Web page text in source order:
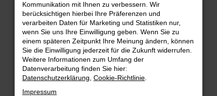
Fehler: Network Error
Beim Laden ist ein Fehler aufgetreten.
Hier sind ein paar Tipps, die dir helfen können:
Überprüfe deine Firewall und deine
Internetverbindung.
Laden andere Webseiten, zum Beispiel deine
Suchmaschine?
Kommunikation mit Ihnen zu verbessern. Wir
berücksichtigen hierbei Ihre Präferenzen und
verarbeiten Daten für Marketing und Statistiken nur,
wenn Sie uns Ihre Einwilligung geben. Wenn Sie zu
einem späteren Zeitpunkt Ihre Meinung ändern, können
Sie die Einwilligung jederzeit für die Zukunft widerrufen.
Weitere Informationen zum Umfang der
Datenverarbeitung finden Sie hier:
Datenschutzerklärung Cookie-Richtlinie
Impressum